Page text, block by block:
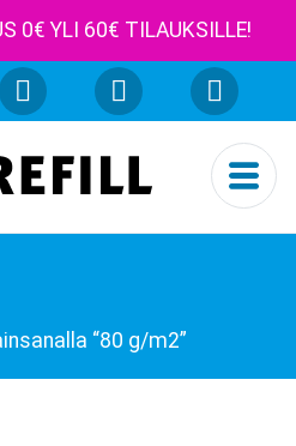
0€ YLI 60€ TILAUKSILLE!
“80 g/m2”